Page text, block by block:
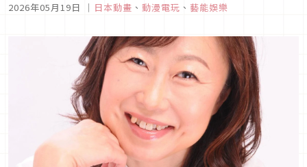
不妨參考內文推薦的作品喔！ 1.《異世界的處置依社畜而定》
2026年05月19日 ｜ 日本動畫 、 動漫電玩 、 藝能娛樂